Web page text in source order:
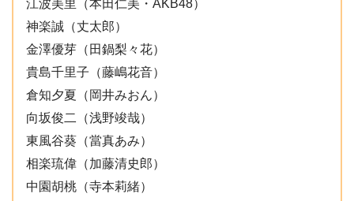
江波美里（本田仁美・AKB48）
神楽誠（丈太郎）
金澤優芽（田鍋梨々花）
貴島千里子（藤嶋花音）
倉知夕夏（岡井みおん）
向坂俊二（浅野竣哉）
東風谷葵（當真あみ）
相楽琉偉（加藤清史郎）
中園胡桃（寺本莉緒）